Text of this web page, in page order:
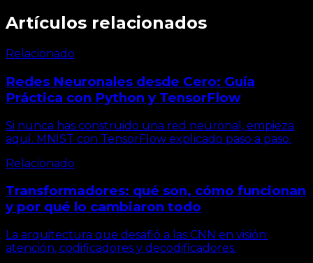
Artículos relacionados
Relacionado
Redes Neuronales desde Cero: Guía
Práctica con Python y TensorFlow
Si nunca has construido una red neuronal, empieza
aquí. MNIST con TensorFlow explicado paso a paso.
Relacionado
Transformadores: qué son, cómo funcionan
y por qué lo cambiaron todo
La arquitectura que desafió a las CNN en visión:
atención, codificadores y decodificadores.